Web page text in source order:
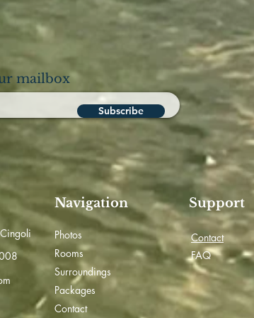
mailbox
Subscribe
Navigation
Photos
Rooms
Surroundings
Packages
Contact
Support
Contact
FAQ